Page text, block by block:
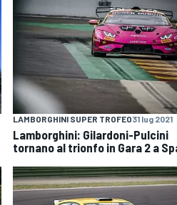
LAMBORGHINI SUPER TROFEO31 lug 2021
Lamborghini: Gilardoni-Pulcini
tornano al trionfo in Gara 2 a